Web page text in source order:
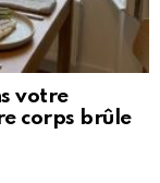
votre
corps brûle